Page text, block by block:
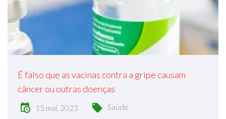
É falso que as vacinas contra a gripe causam
câncer ou outras doenças
15 mai, 2023 Saúde